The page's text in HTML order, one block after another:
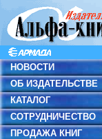
НОВОСТИ
ОБ ИЗДАТЕЛЬСТВЕ
КАТАЛОГ
СОТРУДНИЧЕСТВО
ПРОДАЖА КНИГ